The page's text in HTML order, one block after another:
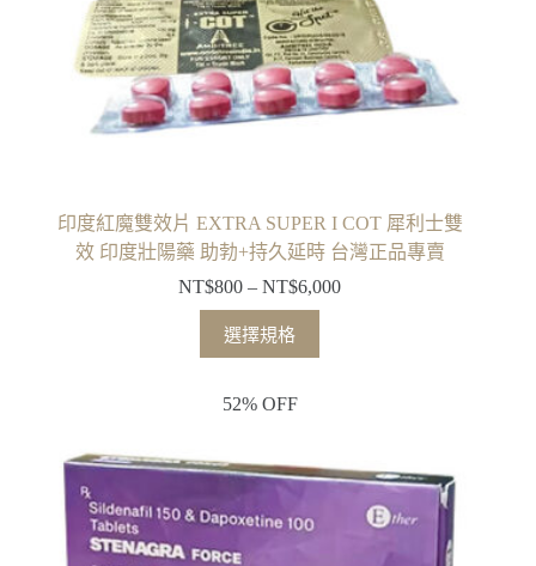
印度紅魔雙效片 EXTRA SUPER I COT 犀利士雙
效 印度壯陽藥 助勃+持久延時 台灣正品專賣
NT$800 – NT$6,000
選擇規格
52% OFF